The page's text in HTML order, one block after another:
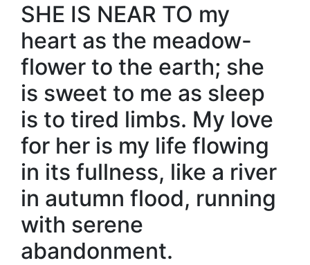
SHE IS NEAR TO my
heart as the meadow-
flower to the earth; she
is sweet to me as sleep
is to tired limbs. My love
for her is my life flowing
in its fullness, like a river
in autumn flood, running
with serene
abandonment.